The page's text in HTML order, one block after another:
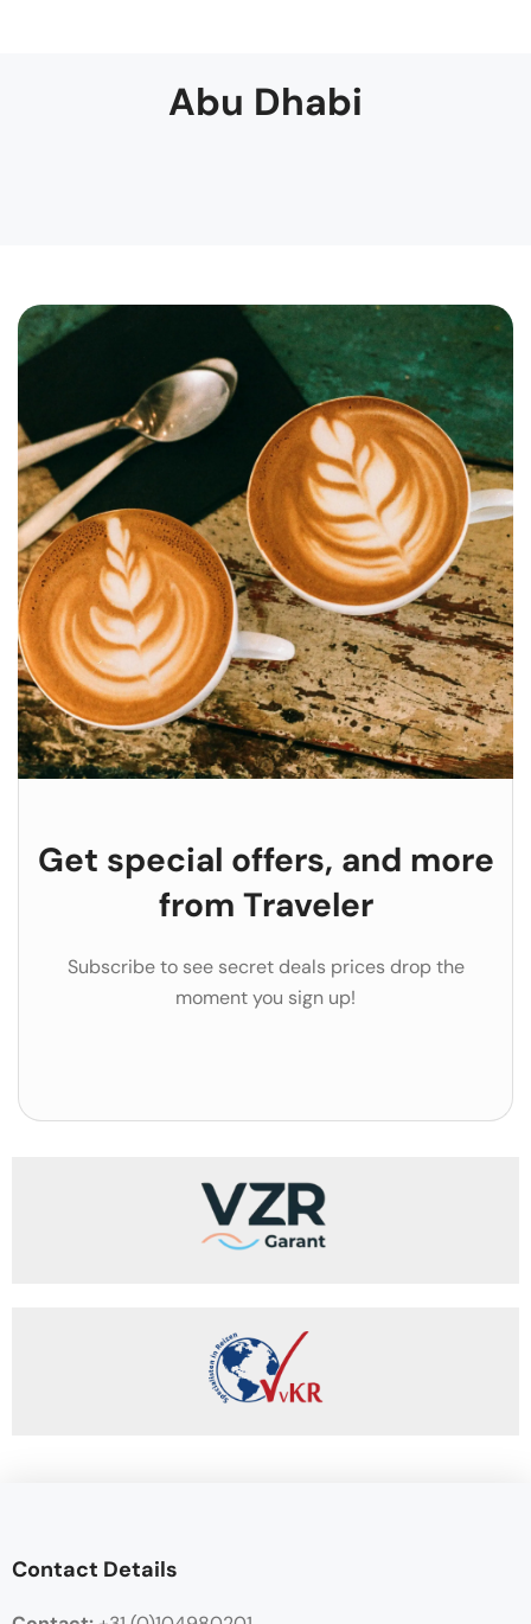
Abu Dhabi
Get special offers, and more
from Traveler
Subscribe to see secret deals prices drop the
moment you sign up!
Contact Details